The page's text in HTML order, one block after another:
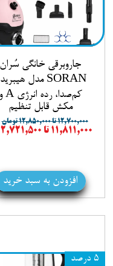
جاروبرقی خانگی سُران
SORAN مدل هیبرید |
کم‌صدا، رده انرژی A و
مکش قابل تنظیم
۱۲,۷۰۰,۰۰۰ تا ۱۲,۸۵۰,۰۰۰ تومان
۱۱,۸۱۱,۰۰۰ تا ۱۲,۷۲۱,۵۰۰ تومان
افزودن به سبد خرید
۵ درصد